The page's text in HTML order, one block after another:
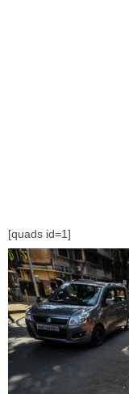
[quads id=1]